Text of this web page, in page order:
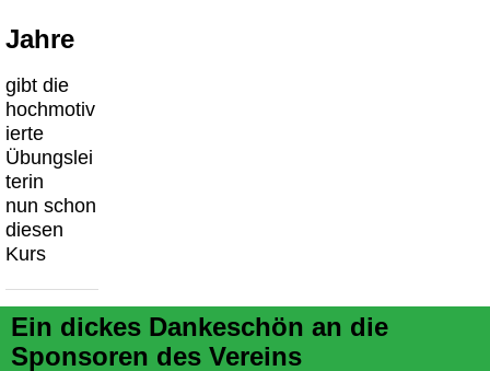
Jahre
gibt die
hochmotiv
ierte
Übungslei
terin
nun schon
diesen
Kurs
Ein dickes Dankeschön an die
Sponsoren des Vereins